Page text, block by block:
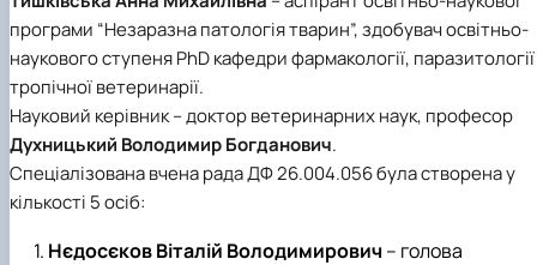
програми “Незаразна патологія тварин”, здобувач освітньо-
наукового ступеня PhD кафедри фармакології, паразитології
тропічної ветеринарії.
Науковий керівник – доктор ветеринарних наук, професор
Духницький Володимир Богданович.
Спеціалізована вчена рада ДФ 26.004.056 була створена у
кількості 5 осіб:
Нєдосєков Віталій Володимирович– голова